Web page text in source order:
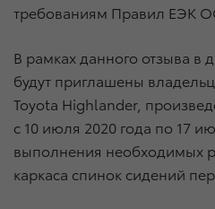
требованиям Правил ЕЭК
В рамках данного отзыва в
будут приглашены
Toyota Highlander,
с 10 июля 2020 года по 17
выполнения необходимых
каркаса спинок сидений